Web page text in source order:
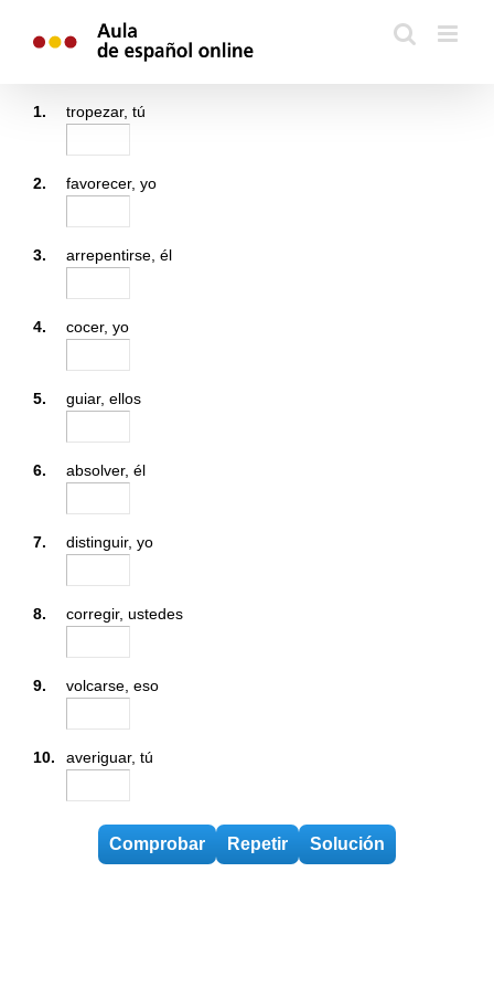
1. tropezar, tú
2. favorecer, yo
3. arrepentirse, él
4. cocer, yo
5. guiar, ellos
6. absolver, él
7. distinguir, yo
8. corregir, ustedes
9. volcarse, eso
10. averiguar, tú